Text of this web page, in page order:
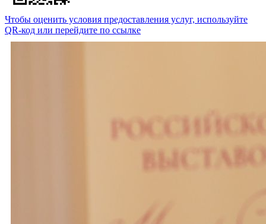
Чтобы оценить условия предоставления услуг, используйте
QR-код или перейдите по ссылке